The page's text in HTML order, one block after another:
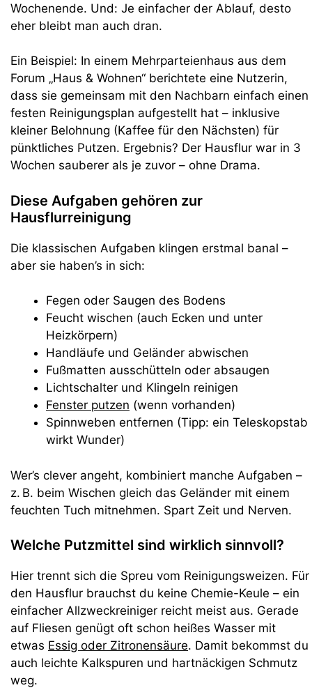
Wochenende. Und: Je einfacher der Ablauf, desto
eher bleibt man auch dran.
Ein Beispiel: In einem Mehrparteienhaus aus dem
Forum „Haus & Wohnen“ berichtete eine Nutzerin,
dass sie gemeinsam mit den Nachbarn einfach einen
festen Reinigungsplan aufgestellt hat – inklusive
kleiner Belohnung (Kaffee für den Nächsten) für
pünktliches Putzen. Ergebnis? Der Hausflur war in 3
Wochen sauberer als je zuvor – ohne Drama.
Diese Aufgaben gehören zur
Hausflurreinigung
Die klassischen Aufgaben klingen erstmal banal –
aber sie haben’s in sich:
Fegen oder Saugen des Bodens
Feucht wischen (auch Ecken und unter
Heizkörpern)
Handläufe und Geländer abwischen
Fußmatten ausschütteln oder absaugen
Lichtschalter und Klingeln reinigen
Fenster putzen (wenn vorhanden)
Spinnweben entfernen (Tipp: ein Teleskopstab
wirkt Wunder)
Wer’s clever angeht, kombiniert manche Aufgaben –
z. B. beim Wischen gleich das Geländer mit einem
feuchten Tuch mitnehmen. Spart Zeit und Nerven.
Welche Putzmittel sind wirklich sinnvoll?
Hier trennt sich die Spreu vom Reinigungsweizen. Für
den Hausflur brauchst du keine Chemie-Keule – ein
einfacher Allzweckreiniger reicht meist aus. Gerade
auf Fliesen genügt oft schon heißes Wasser mit
etwas Essig oder Zitronensäure. Damit bekommst du
auch leichte Kalkspuren und hartnäckigen Schmutz
weg.